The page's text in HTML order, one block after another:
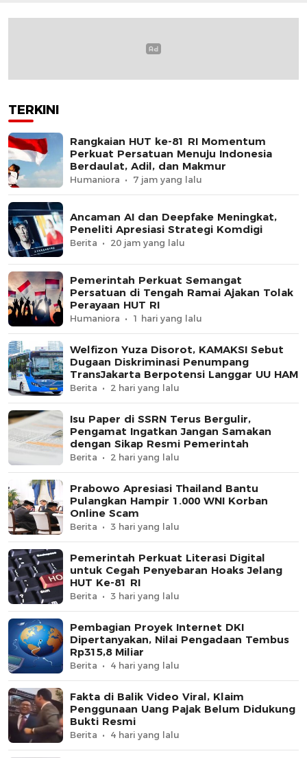
TERKINI
Rangkaian HUT ke-81 RI Momentum
Perkuat Persatuan Menuju Indonesia
Berdaulat, Adil, dan Makmur
Humaniora 7 jam yang lalu
Ancaman AI dan Deepfake Meningkat,
Peneliti Apresiasi Strategi Komdigi
Berita 20 jam yang lalu
Pemerintah Perkuat Semangat
Persatuan di Tengah Ramai Ajakan Tolak
Perayaan HUT RI
Humaniora 1 hari yang lalu
Welfizon Yuza Disorot, KAMAKSI Sebut
Dugaan Diskriminasi Penumpang
TransJakarta Berpotensi Langgar UU HAM
Berita 2 hari yang lalu
Isu Paper di SSRN Terus Bergulir,
Pengamat Ingatkan Jangan Samakan
dengan Sikap Resmi Pemerintah
Berita 2 hari yang lalu
Prabowo Apresiasi Thailand Bantu
Pulangkan Hampir 1.000 WNI Korban
Online Scam
Berita 3 hari yang lalu
Pemerintah Perkuat Literasi Digital
untuk Cegah Penyebaran Hoaks Jelang
HUT Ke-81 RI
Berita 3 hari yang lalu
Pembagian Proyek Internet DKI
Dipertanyakan, Nilai Pengadaan Tembus
Rp315,8 Miliar
Berita 4 hari yang lalu
Fakta di Balik Video Viral, Klaim
Penggunaan Uang Pajak Belum Didukung
Bukti Resmi
Berita 4 hari yang lalu